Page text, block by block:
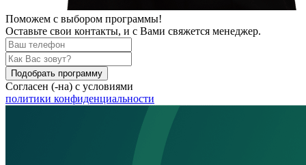
Поможем с выбором программы!
Оставьте свои контакты, и с Вами свяжется менеджер.
Подобрать программу
Согласен (-на) с условиями
политики конфиденциальности